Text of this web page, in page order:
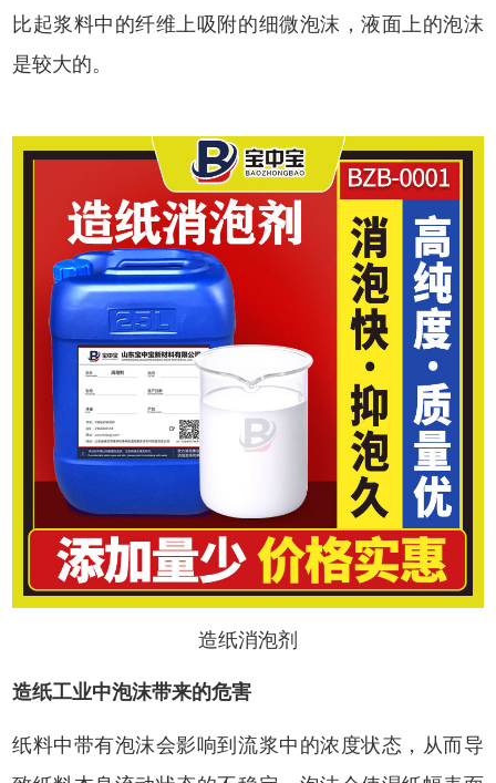
比起浆料中的纤维上吸附的细微泡沫，液面上的泡沫
是较大的。
造纸消泡剂
造纸工业中泡沫带来的危害
纸料中带有泡沫会影响到流浆中的浓度状态，从而导